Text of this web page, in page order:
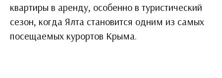
квартиры в аренду, особенно в туристический
сезон, когда Ялта становится одним из самых
посещаемых курортов Крыма.